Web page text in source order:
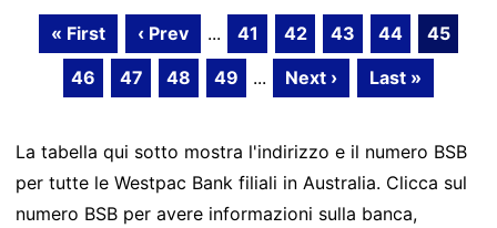
« First ‹ Prev ... 41 42 43 44
45
46
47 48 49 ... Next › Last »
La tabella qui sotto mostra l'indirizzo e il numero BSB
per tutte le Westpac Bank filiali in Australia. Clicca sul
numero BSB per avere informazioni sulla banca,